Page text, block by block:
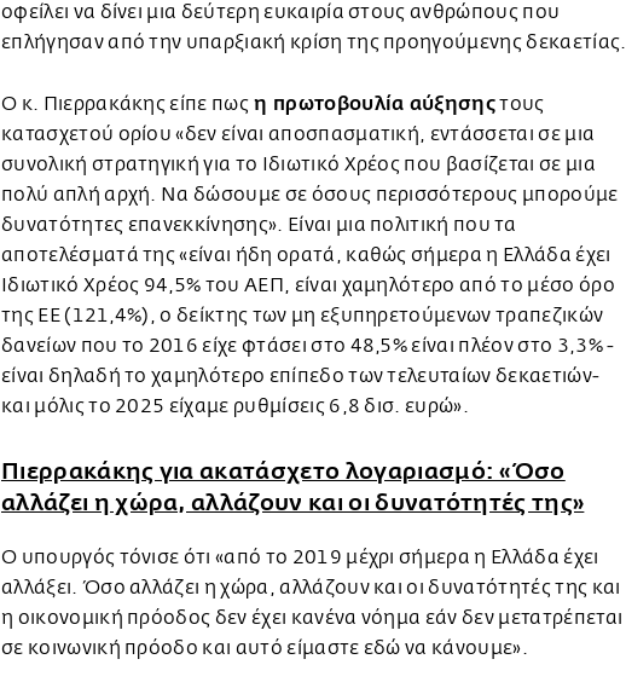
οφείλει να δίνει μια δεύτερη ευκαιρία στους ανθρώπους που
επλήγησαν από την υπαρξιακή κρίση της προηγούμενης δεκαετίας.
Ο κ. Πιερρακάκης είπε πως η πρωτοβουλία αύξησηςτους
κατασχετού ορίου «δεν είναι αποσπασματική, εντάσσεται σε μια
συνολική στρατηγική για το Ιδιωτικό Χρέος που βασίζεται σε μια
πολύ απλή αρχή. Να δώσουμε σε όσους περισσότερους μπορούμε
δυνατότητες επανεκκίνησης». Είναι μια πολιτική που τα
αποτελέσματά της «είναι ήδη ορατά, καθώς σήμερα η Ελλάδα έχει
Ιδιωτικό Χρέος 94,5% του ΑΕΠ, είναι χαμηλότερο από το μέσο όρο
της ΕΕ (121,4%), ο δείκτης των μη εξυπηρετούμενων τραπεζικών
δανείων που το 2016 είχε φτάσει στο 48,5% είναι πλέον στο 3,3% -
είναι δηλαδή το χαμηλότερο επίπεδο των τελευταίων δεκαετιών-
και μόλις το 2025 είχαμε ρυθμίσεις 6,8 δισ. ευρώ».
Πιερρακάκης για ακατάσχετο λογαριασμό: «Όσο
αλλάζει η χώρα, αλλάζουν και οι δυνατότητές της»
Ο υπουργός τόνισε ότι «από το 2019 μέχρι σήμερα η Ελλάδα έχει
αλλάξει. Όσο αλλάζει η χώρα, αλλάζουν και οι δυνατότητές της και
η οικονομική πρόοδος δεν έχει κανένα νόημα εάν δεν μετατρέπεται
σε κοινωνική πρόοδο και αυτό είμαστε εδώ να κάνουμε».